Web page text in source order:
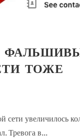
ТОЖЕ
сети увеличилось
Тревога в...